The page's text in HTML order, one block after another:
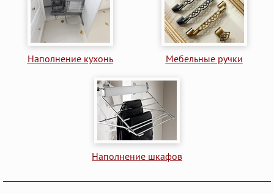
Наполнение кухонь Мебельные ручки
Наполнение шкафов